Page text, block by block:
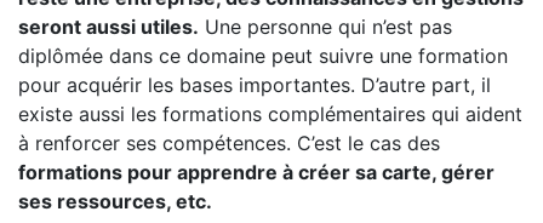
seront aussi utiles. Une personne qui n’est pas
diplômée dans ce domaine peut suivre une formation
pour acquérir les bases importantes. D’autre part, il
existe aussi les formations complémentaires qui aident
à renforcer ses compétences. C’est le cas des
formations pour apprendre à créer sa carte, gérer
ses ressources, etc.